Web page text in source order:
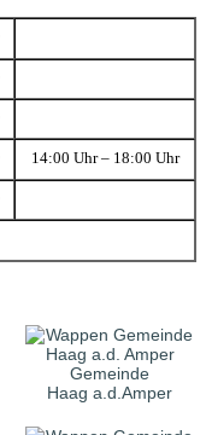
14:00 Uhr – 18:00 Uhr
Gemeinde
Haag a.d.Amper